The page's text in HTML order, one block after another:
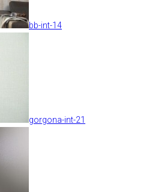
bb-int-14
gorgona-int-21